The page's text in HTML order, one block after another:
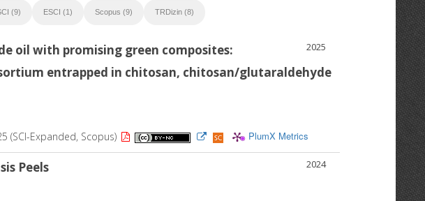
(9) ESCI (1) Scopus (9) TRDizin (8)
2025
oil with promising green composites:
entrapped in chitosan, chitosan/glutaraldehyde
(SCI-Expanded, Scopus) PlumX Metrics
2024
Peels